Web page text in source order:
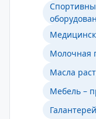
Молочная
Масла
Мебель –